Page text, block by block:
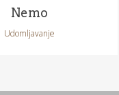
Nemo
Udomljavanje